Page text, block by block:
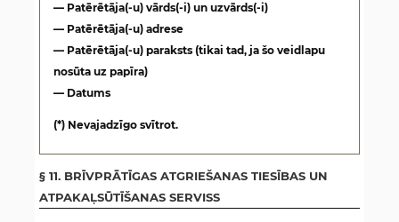
— Patērētāja(-u) vārds(-i) un uzvārds(-i)
— Patērētāja(-u) adrese
— Patērētāja(-u) paraksts (tikai tad, ja šo veidlapu
nosūta uz papīra)
— Datums
(*) Nevajadzīgo svītrot.
§ 11. BRĪVPRĀTĪGAS ATGRIEŠANAS TIESĪBAS UN
ATPAKAĻSŪTĪŠANAS SERVISS